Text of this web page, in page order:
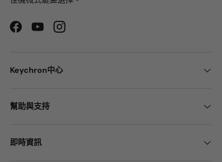
FacebookYouTubeInstagram
Keychron中心
幫助與支持
即時資訊